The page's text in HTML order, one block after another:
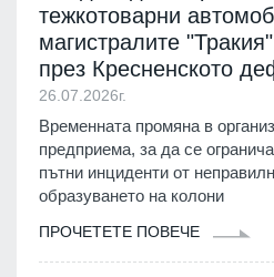
тежкотоварни
магистралите
през Кресненското
26.07.2026г.
Временната промяна в
предприема, за да се
пътни инциденти от
образуването на колони
ПРОЧЕТЕТЕ ПОВЕЧЕ